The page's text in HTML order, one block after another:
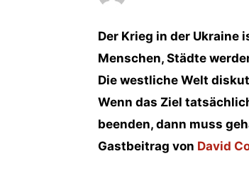
Der Krieg in der
Menschen, Städte
Die westliche Welt
Wenn das Ziel
beenden, dann muss
Gastbeitrag von David